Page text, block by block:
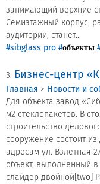
Сертификаты на
ГОСТы, ТУ и
Контакты
+7 (391) 278-77-77
info@sibglass.ru
занимающий верхние
Семиэтажный корпус,
аудитории, станет...
#sibglass pro #объекты
3. Бизнес-центр
Главная > Новости и
Для объекта завод
м2 стеклопакетов. В
строительство
сооружение состоит
адресам ул. Взлетная
объект, выполненный
слайдер двойной[two]